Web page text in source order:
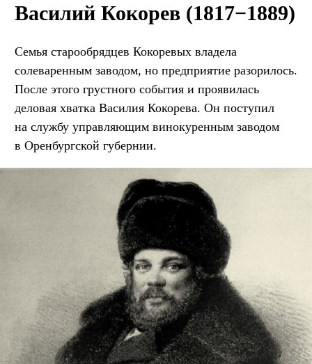
Василий Кокорев (1817−1889)
Семья старообрядцев Кокоревых владела
солеваренным заводом, но предприятие разорилось.
После этого грустного события и проявилась
деловая хватка Василия Кокорева. Он поступил
на службу управляющим винокуренным заводом
в Оренбургской губернии.